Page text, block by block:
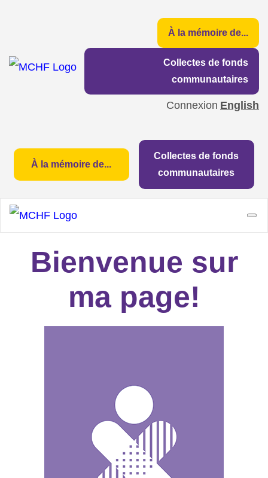
À la mémoire de...
Collectes de fonds
communautaires
Connexion English
À la mémoire de...
Collectes de fonds
communautaires
Bienvenue sur
ma page!